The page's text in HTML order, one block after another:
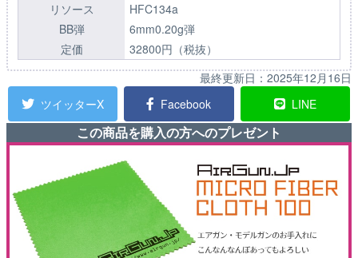
リソース
HFC134a
BB弾
6mm0.20g弾
定価
32800円（税抜）
最終更新日： 2025年12月16日
ツイッターX
Facebook LINE
この商品を購入の方へのプレゼント